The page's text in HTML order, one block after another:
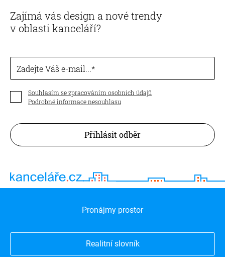
Zajímá vás design a nové trendy
v oblasti kanceláří?
Zadejte Váš e-mail...
Souhlasím se zpracováním osobních údajů
Podrobné informace nesouhlasu
Přihlásit odběr
Pronájmy prostor
Realitní slovník